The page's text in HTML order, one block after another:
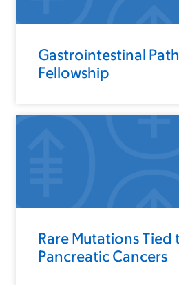
Gastrointestinal
Fellowship
Rare Mutations Tied
Pancreatic Cancers